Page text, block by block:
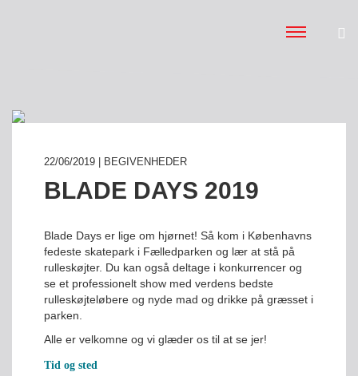
22/06/2019 | BEGIVENHEDER
BLADE DAYS 2019
Blade Days er lige om hjørnet! Så kom i Københavns
fedeste skatepark i Fælledparken og lær at stå på
rulleskøjter. Du kan også deltage i konkurrencer og
se et professionelt show med verdens bedste
rulleskøjteløbere og nyde mad og drikke på græsset i
parken.
Alle er velkomne og vi glæder os til at se jer!
Tid og sted